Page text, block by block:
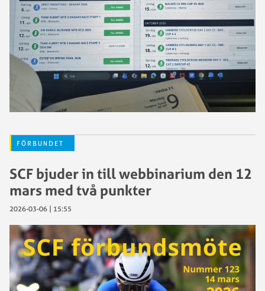
FÖRBUNDET
SCF bjuder in till webbinarium den 12
mars med två punkter
2026-03-06 | 15:55